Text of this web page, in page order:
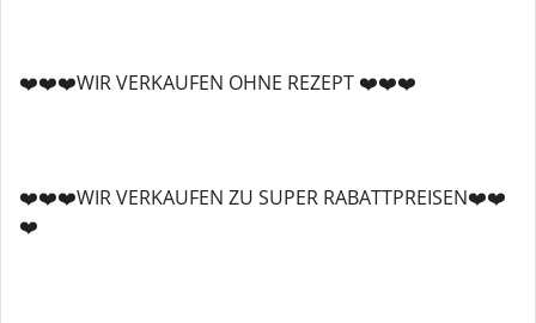
❤️❤️❤️WIR VERKAUFEN OHNE REZEPT ❤️❤️❤️
❤️❤️❤️WIR VERKAUFEN ZU SUPER RABATTPREISEN❤️❤️
❤️